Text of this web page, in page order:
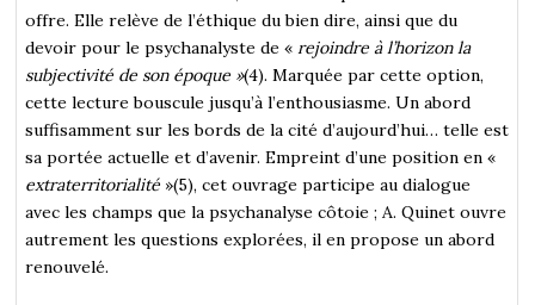
offre. Elle relève de l’éthique du bien dire, ainsi que du
devoir pour le psychanalyste de « rejoindre à l’horizon la
subjectivité de son époque »(4). Marquée par cette option,
cette lecture bouscule jusqu’à l’enthousiasme. Un abord
suffisamment sur les bords de la cité d’aujourd’hui… telle est
sa portée actuelle et d’avenir. Empreint d’une position en «
extraterritorialité »(5), cet ouvrage participe au dialogue
avec les champs que la psychanalyse côtoie ; A. Quinet ouvre
autrement les questions explorées, il en propose un abord
renouvelé.